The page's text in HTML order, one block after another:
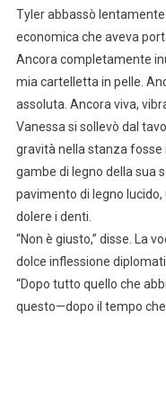
Tyler abbassò
economica che aveva
Ancora completamente
mia cartelletta in pelle.
assoluta. Ancora viva,
Vanessa si sollevò dal
gravità nella stanza
gambe di legno della sua
pavimento di legno
dolere i denti.
“Non è giusto,” disse. La
dolce inflessione
“Dopo tutto quello che
questo—dopo il tempo